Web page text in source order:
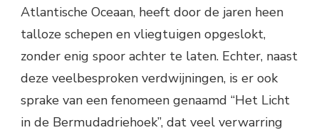
Atlantische Oceaan, heeft door de jaren heen
talloze schepen en vliegtuigen opgeslokt,
zonder enig spoor achter te laten. Echter, naast
deze veelbesproken verdwijningen, is er ook
sprake van een fenomeen genaamd “Het Licht
in de Bermudadriehoek”, dat veel verwarring